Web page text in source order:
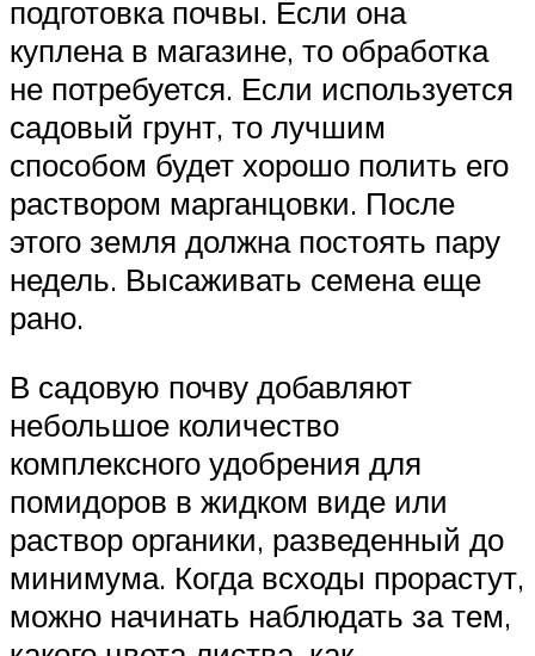
подготовка почвы. Если она
куплена в магазине, то обработка
не потребуется. Если используется
садовый грунт, то лучшим
способом будет хорошо полить его
раствором марганцовки. После
этого земля должна постоять пару
недель. Высаживать семена еще
рано.
В садовую почву добавляют
небольшое количество
комплексного удобрения для
помидоров в жидком виде или
раствор органики, разведенный до
минимума. Когда всходы прорастут,
можно начинать наблюдать за тем,